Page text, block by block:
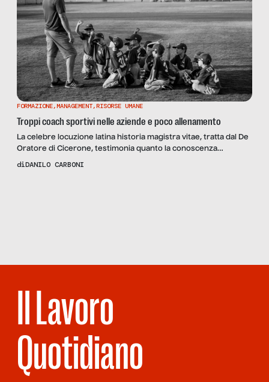
FORMAZIONE,MANAGEMENT,RISORSE UMANE
Troppi coach sportivi nelle aziende e poco allenamento
La celebre locuzione latina historia magistra vitae, tratta dal De
Oratore di Cicerone, testimonia quanto la conoscenza
approfondita della storia fosse una guida fondamentale per la
diDANILO CARBONI
Il Lavoro
Quotidiano